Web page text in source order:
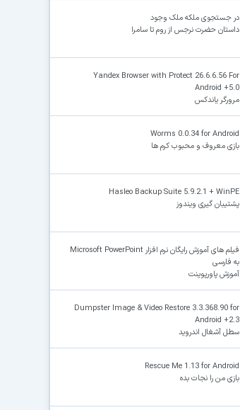
در جستجوى ملکه ملک وجود
داستان حضرت نرجس از روم تا سامرا
Yandex Browser with Protect 26.6.6.56 For
Android +5.0
مرورگر یاندکس
Worms 0.0.34 for Android
بازی معروف و محبوب کرم ها
Hasleo Backup Suite 5.9.2.1 + WinPE
پشتیبان‌ گیری ویندوز
فیلم های آموزش رایگان نرم افزار Microsoft PowerPoint
به فارسی
آموزش پاورپوینت
Dumpster Image & Video Restore 3.3.368.90 for
Android +2.3
سطل آشغال اندروید
Rescue Me 1.13 for Android
بازی من را نجات بده